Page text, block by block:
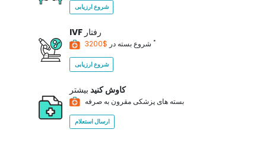
شروع ارزیابی
IVF رفتار
شروع بسته در *
شروع ارزیابی
کاوش کنید بیشتر
بسته های پزشکی مقرون به صرفه
ارسال استعلام